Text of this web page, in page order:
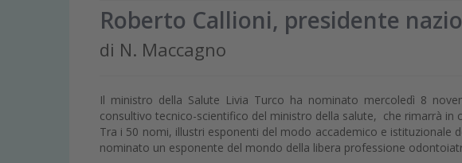
Roberto Callioni, presidente
di N. Maccagno
Il ministro della Salute Livia Turco ha nominato mercoledì 8
consultivo tecnico-scientifico del ministro della salute, che rimarrà in
Tra i 50 nomi, illustri esponenti del modo accademico e
nominato un esponente del mondo della libera professione